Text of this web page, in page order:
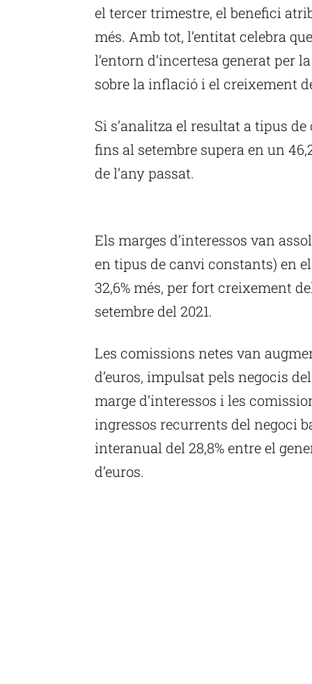
el tercer trimestre, el benefici
més. Amb tot, l’entitat celebra
l’entorn d’incertesa generat per
sobre la inflació i el creixement
Si s’analitza el resultat a tipus
fins al setembre supera en un
de l’any passat.
Els marges d’interessos van
en tipus de canvi constants) en
32,6% més, per fort creixement
setembre del 2021.
Les comissions netes van
d’euros, impulsat pels negocis
marge d’interessos i les
ingressos recurrents del negoci
interanual del 28,8% entre el
d’euros.